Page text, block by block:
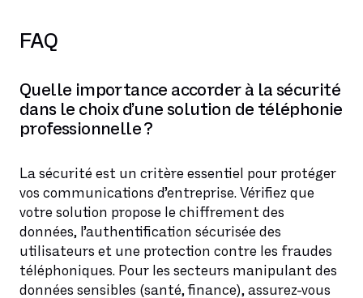
FAQ
Quelle importance accorder à la sécurité
dans le choix d’une solution de téléphonie
professionnelle ?
La sécurité est un critère essentiel pour protéger
vos communications d’entreprise. Vérifiez que
votre solution propose le chiffrement des
données, l’authentification sécurisée des
utilisateurs et une protection contre les fraudes
téléphoniques. Pour les secteurs manipulant des
données sensibles (santé, finance), assurez-vous